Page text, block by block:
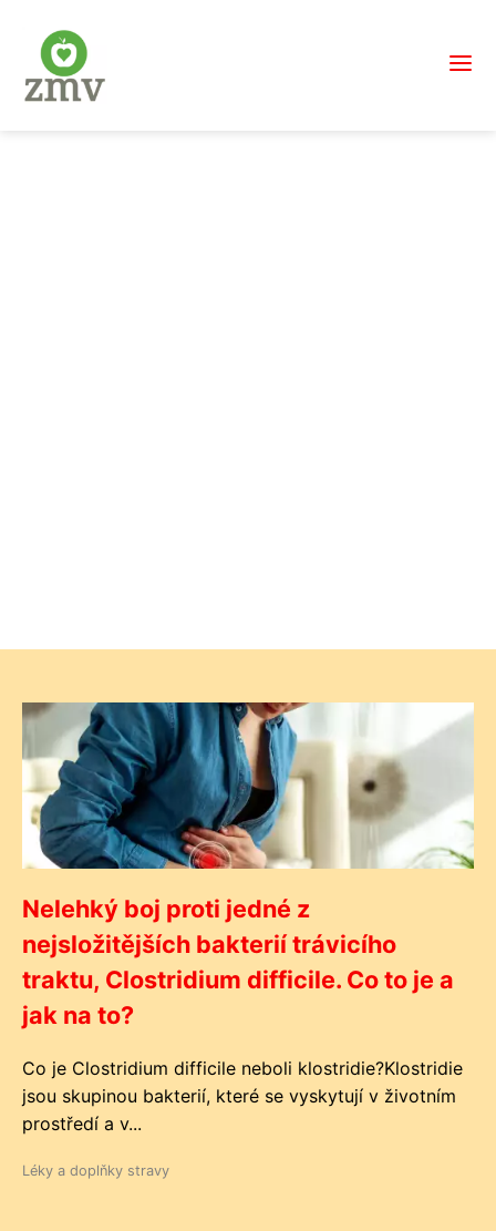
Nelehký boj proti jedné z
nejsložitějších bakterií trávicího
traktu, Clostridium difficile. Co to je a
jak na to?
Co je Clostridium difficile neboli klostridie?Klostridie
jsou skupinou bakterií, které se vyskytují v životním
prostředí a v...
Léky a doplňky stravy